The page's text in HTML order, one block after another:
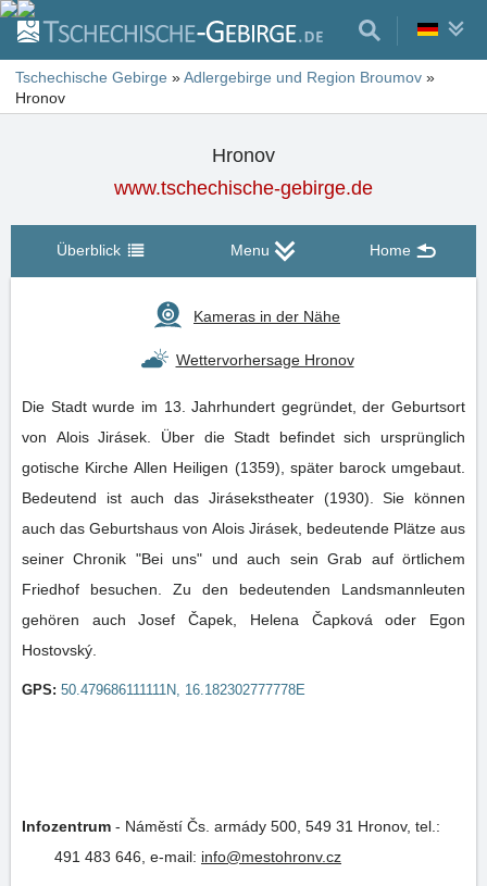
Tschechische Gebirge »Adlergebirge und Region Broumov »
Hronov
Hronov
www.tschechische-gebirge.de
Überblick Menu Home
Kameras in der Nähe
Wettervorhersage Hronov
Die Stadt wurde im 13. Jahrhundert gegründet, der Geburtsort
von Alois Jirásek. Über die Stadt befindet sich ursprünglich
gotische Kirche Allen Heiligen (1359), später barock umgebaut.
Bedeutend ist auch das Jirásekstheater (1930). Sie können
auch das Geburtshaus von Alois Jirásek, bedeutende Plätze aus
seiner Chronik "Bei uns" und auch sein Grab auf örtlichem
Friedhof besuchen. Zu den bedeutenden Landsmannleuten
gehören auch Josef Čapek, Helena Čapková oder Egon
Hostovský.
GPS: 50.479686111111N, 16.182302777778E
Infozentrum - Náměstí Čs. armády 500, 549 31 Hronov, tel.:
491 483 646, e-mail: info@mestohronv.cz